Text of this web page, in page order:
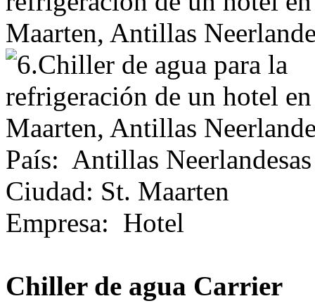
País: Antillas Neerlandesas
Ciudad: St. Maarten
Empresa: Hotel
Chiller de agua Carrier